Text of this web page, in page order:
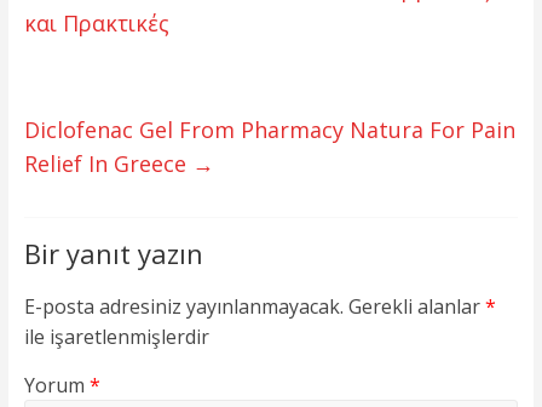
και Πρακτικές
Diclofenac Gel From Pharmacy Natura For Pain
Relief In Greece →
Bir yanıt yazın
E-posta adresiniz yayınlanmayacak. Gerekli alanlar*
ile işaretlenmişlerdir
Yorum *